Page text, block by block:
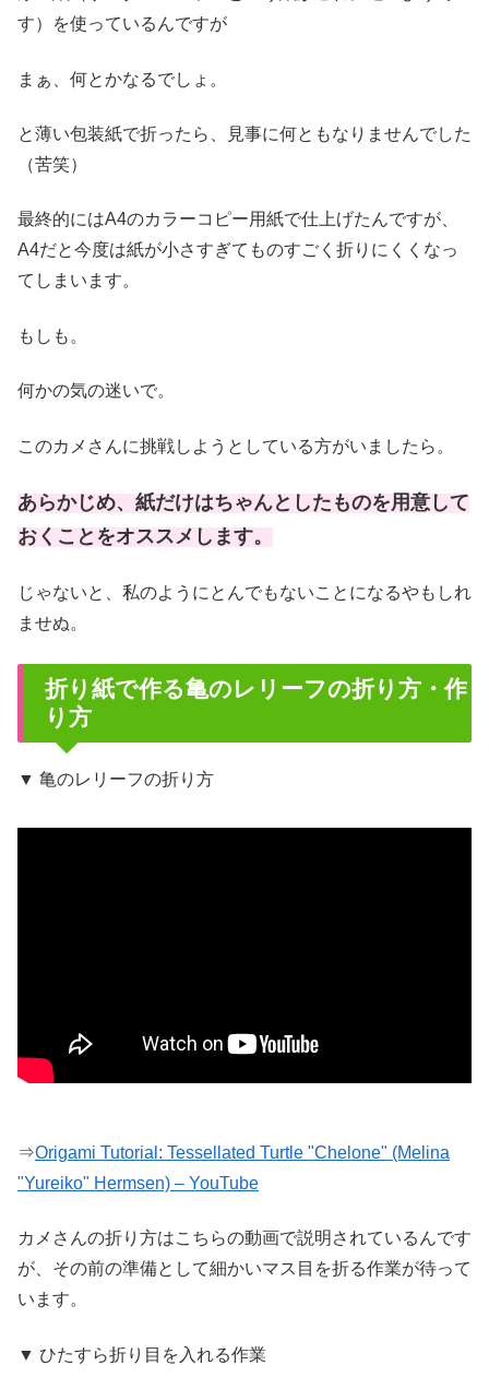
す）を使っているんですが
まぁ、何とかなるでしょ。
と薄い包装紙で折ったら、見事に何ともなりませんでした
（苦笑）
最終的にはA4のカラーコピー用紙で仕上げたんですが、
A4だと今度は紙が小さすぎてものすごく折りにくくなっ
てしまいます。
もしも。
何かの気の迷いで。
このカメさんに挑戦しようとしている方がいましたら。
あらかじめ、紙だけはちゃんとしたものを用意して
おくことをオススメします。
じゃないと、私のようにとんでもないことになるやもしれ
ませぬ。
折り紙で作る亀のレリーフの折り方・作
り方
▼ 亀のレリーフの折り方
⇒Origami Tutorial: Tessellated Turtle "Chelone" (Melina
"Yureiko" Hermsen) – YouTube
カメさんの折り方はこちらの動画で説明されているんです
が、その前の準備として細かいマス目を折る作業が待って
います。
▼ ひたすら折り目を入れる作業